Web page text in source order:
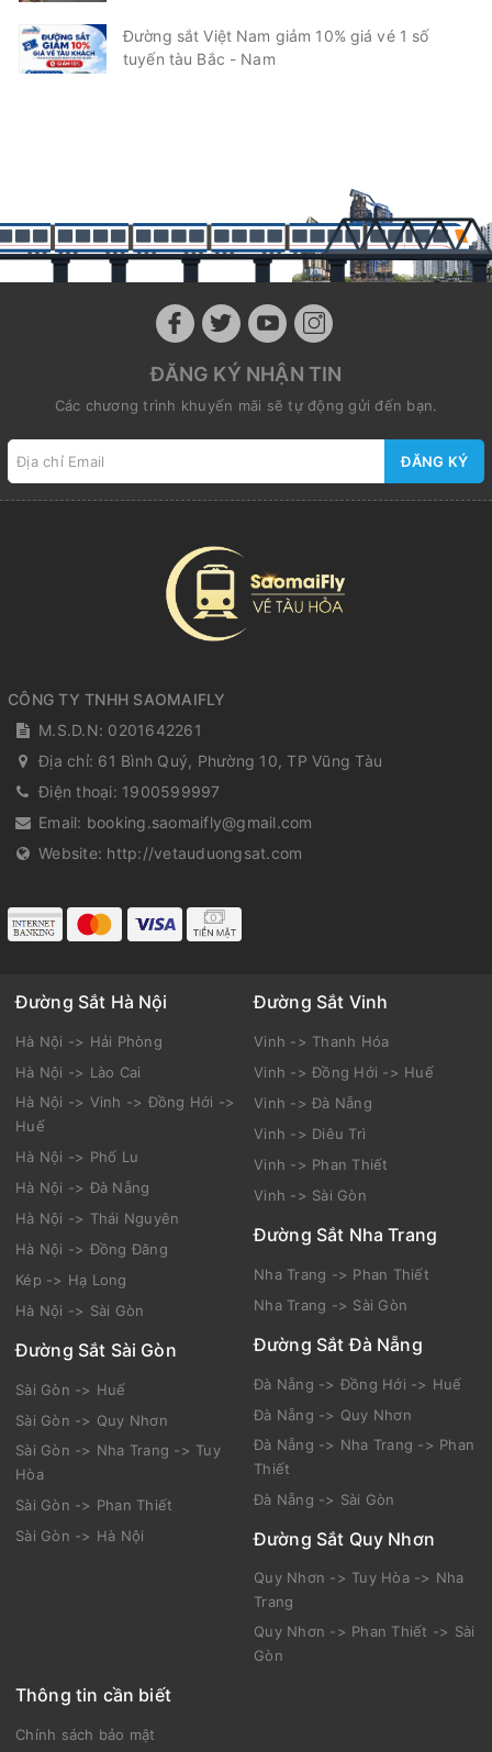
Đường sắt Việt Nam giảm 10% giá vé 1 số
tuyến tàu Bắc - Nam
ĐĂNG KÝ NHẬN TIN
Các chương trình khuyến mãi sẽ tự động gửi đến bạn.
ĐĂNG KÝ
CÔNG TY TNHH SAOMAIFLY
M.S.D.N: 0201642261
Địa chỉ: 61 Bình Quý, Phường 10, TP Vũng Tàu
Điện thoại: 1900599997
Email: booking.saomaifly@gmail.com
Website: http://vetauduongsat.com
Đường Sắt Hà Nội
Hà Nội -> Hải Phòng
Hà Nội -> Lào Cai
Hà Nội -> Vinh -> Đồng Hới ->
Huế
Hà Nội -> Phố Lu
Hà Nội -> Đà Nẵng
Hà Nội -> Thái Nguyên
Hà Nội -> Đồng Đăng
Kép -> Hạ Long
Hà Nội -> Sài Gòn
Đường Sắt Sài Gòn
Sài Gòn -> Huế
Sài Gòn -> Quy Nhơn
Sài Gòn -> Nha Trang -> Tuy
Hòa
Sài Gòn -> Phan Thiết
Sài Gòn -> Hà Nội
Đường Sắt Vinh
Vinh -> Thanh Hóa
Vinh -> Đồng Hới -> Huế
Vinh -> Đà Nẵng
Vinh -> Diêu Trì
Vinh -> Phan Thiết
Vinh -> Sài Gòn
Đường Sắt Nha Trang
Nha Trang -> Phan Thiết
Nha Trang -> Sài Gòn
Đường Sắt Đà Nẵng
Đà Nẵng -> Đồng Hới -> Huế
Đà Nẵng -> Quy Nhơn
Đà Nẵng -> Nha Trang -> Phan
Thiết
Đà Nẵng -> Sài Gòn
Đường Sắt Quy Nhơn
Quy Nhơn -> Tuy Hòa -> Nha
Trang
Quy Nhơn -> Phan Thiết -> Sài
Gòn
Thông tin cần biết
Chính sách bảo mật